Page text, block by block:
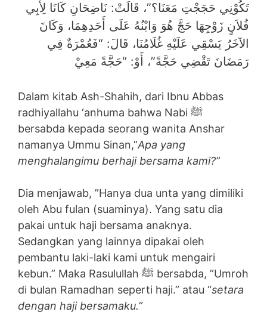
تَكُوْنِي حَجَجْتِ مَعَنَا؟”، قَالَتْ: نَاضِحَانِ كَانَا لِأَبِي
فُلاَنٍ زَوْجِهَا حَجَّ هُوَ وَابْنُهُ عَلَى أَحَدِهِمَا، وَكَانَ
الآخَرُ يَسْقِي عَلَيْهِ غُلَامُنَا، قَالَ: “فَعُمْرَةٌ فِي
رَمَضَانَ تَقْضِي حَجَّةً”، أَوْ: “حَجَّةً مَعِيْ
Dalam kitab Ash-Shahih, dari Ibnu Abbas
radhiyallahu ‘anhuma bahwa Nabi ﷺ
bersabda kepada seorang wanita Anshar
namanya Ummu Sinan,”Apa yang
menghalangimu berhaji bersama kami?”
Dia menjawab, ”Hanya dua unta yang dimiliki
oleh Abu fulan (suaminya). Yang satu dia
pakai untuk haji bersama anaknya.
Sedangkan yang lainnya dipakai oleh
pembantu laki-laki kami untuk mengairi
kebun.” Maka Rasulullah ﷺ bersabda, ”Umroh
di bulan Ramadhan seperti haji.” atau “setara
dengan haji bersamaku.”